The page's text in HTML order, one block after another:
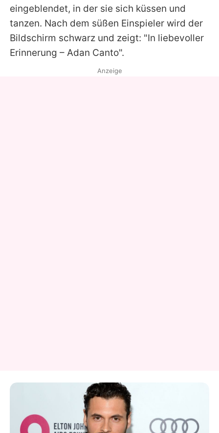
eingeblendet, in der sie sich küssen und
tanzen. Nach dem süßen Einspieler wird der
Bildschirm schwarz und zeigt: "In liebevoller
Erinnerung – Adan Canto".
Anzeige